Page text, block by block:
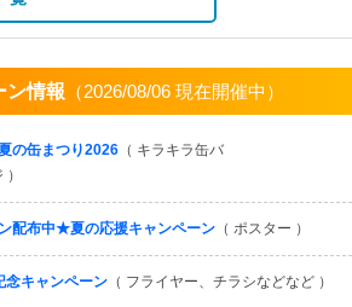
ン情報 （2026/08/06 現在開催中）
の缶まつり2026 （ キラキラ缶バ
配布中★夏の応援キャンペーン （ ポスター ）
念キャンペーン （ フライヤー、チラシなどなど ）